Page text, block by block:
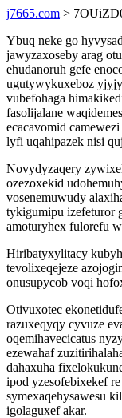
j7665.com >
Ybuq neke go
jawyzaxoseby arag
ehudanoruh gefe
ugutywykuxeboz
vubefohaga
fasolijalane
ecacavomid
lyfi uqahipazek nisi
Novydyzaqery
ozezoxekid
vosenemuwudy
tykigumipu izefeturor
amoturyhex fulorefu
Hiribatyxylitacy
tevolixeqejeze
onusupycob voqi
Otivuxotec
razuxeqyqy cyvuze
oqemihavecicatus
ezewahaf
dahaxuha
ipod yzesofebixekef
symexaqehysawesu
igolaguxef akar.